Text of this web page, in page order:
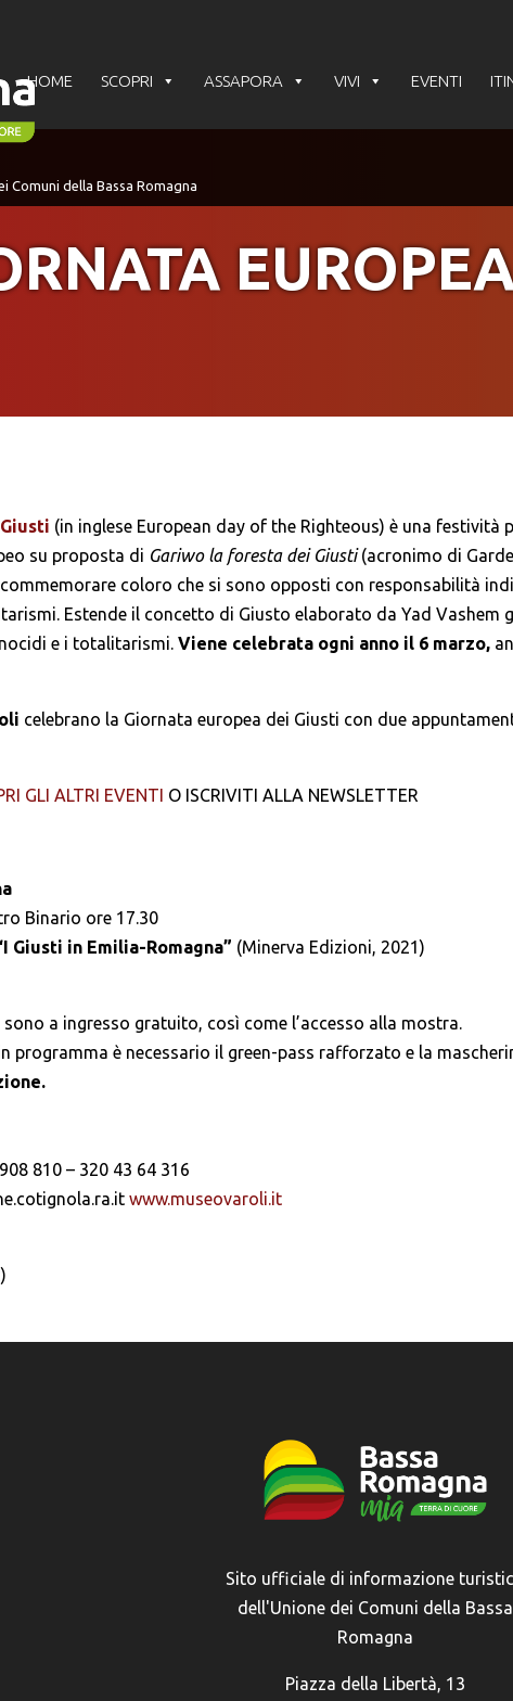
HOME SCOPRI ASSAPORA VIVI EVENTI
Giusti (in inglese European day of the Righteous) è una festività
su proposta di Gariwo la foresta dei Giusti(acronimo di
coloro che si sono opposti con responsabilità
Estende il concetto di Giusto elaborato da Yad Vashem
e i totalitarismi.Viene celebrata ogni anno il 6 marzo,
celebrano la Giornata europea dei Giusti con due
GLI ALTRI EVENTI O ISCRIVITI ALLA NEWSLETTER
Binario ore 17.30
Giusti in Emilia-Romagna” (Minerva Edizioni, 2021)
a ingresso gratuito, così come l’accesso alla mostra.
programma è necessario il green-pass rafforzato e la
810 – 320 43 64 316
www.museovaroli.it
Sito ufficiale di informazione
dell'Unione dei Comuni della Bassa
Romagna
Piazza della Libertà, 13